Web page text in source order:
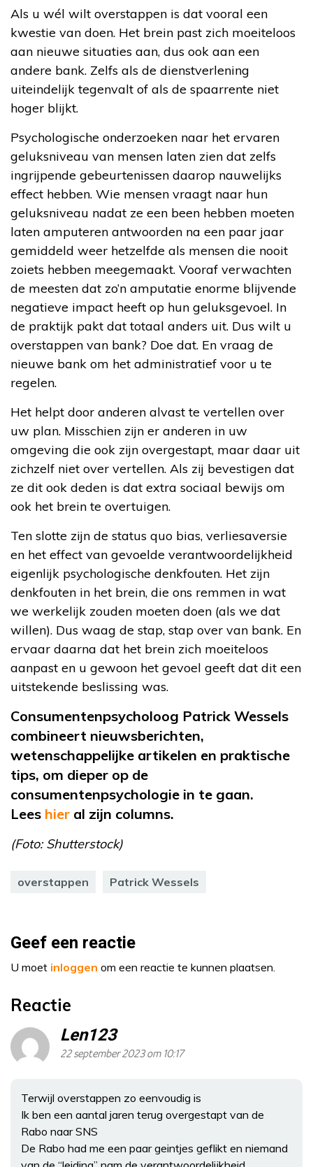
Als u wél wilt overstappen is dat vooral een
kwestie van doen. Het brein past zich moeiteloos
aan nieuwe situaties aan, dus ook aan een
andere bank. Zelfs als de dienstverlening
uiteindelijk tegenvalt of als de spaarrente niet
hoger blijkt.
Psychologische onderzoeken naar het ervaren
geluksniveau van mensen laten zien dat zelfs
ingrijpende gebeurtenissen daarop nauwelijks
effect hebben. Wie mensen vraagt naar hun
geluksniveau nadat ze een been hebben moeten
laten amputeren antwoorden na een paar jaar
gemiddeld weer hetzelfde als mensen die nooit
zoiets hebben meegemaakt. Vooraf verwachten
de meesten dat zo’n amputatie enorme blijvende
negatieve impact heeft op hun geluksgevoel. In
de praktijk pakt dat totaal anders uit. Dus wilt u
overstappen van bank? Doe dat. En vraag de
nieuwe bank om het administratief voor u te
regelen.
Het helpt door anderen alvast te vertellen over
uw plan. Misschien zijn er anderen in uw
omgeving die ook zijn overgestapt, maar daar uit
zichzelf niet over vertellen. Als zij bevestigen dat
ze dit ook deden is dat extra sociaal bewijs om
ook het brein te overtuigen.
Ten slotte zijn de status quo bias, verliesaversie
en het effect van gevoelde verantwoordelijkheid
eigenlijk psychologische denkfouten. Het zijn
denkfouten in het brein, die ons remmen in wat
we werkelijk zouden moeten doen (als we dat
willen). Dus waag de stap, stap over van bank. En
ervaar daarna dat het brein zich moeiteloos
aanpast en u gewoon het gevoel geeft dat dit een
uitstekende beslissing was.
Consumentenpsycholoog Patrick Wessels
combineert nieuwsberichten,
wetenschappelijke artikelen en praktische
tips, om dieper op de
consumentenpsychologie in te gaan.
Lees hier al zijn columns.
(Foto: Shutterstock)
overstappen Patrick Wessels
Geef een reactie
U moet inloggen om een reactie te kunnen plaatsen.
Reactie
Len123
22 september 2023 om 10:17
Terwijl overstappen zo eenvoudig is
Ik ben een aantal jaren terug overgestapt van de
Rabo naar SNS
De Rabo had me een paar geintjes geflikt en niemand